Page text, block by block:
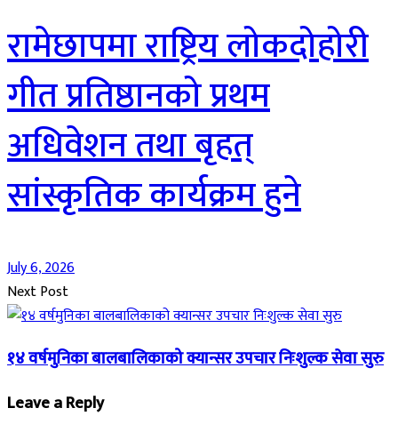
रामेछापमा राष्ट्रिय लोकदोहोरी
गीत प्रतिष्ठानको प्रथम
अधिवेशन तथा बृहत्
सांस्कृतिक कार्यक्रम हुने
July 6, 2026
Next Post
१४ वर्षमुनिका बालबालिकाको क्यान्सर उपचार निःशुल्क सेवा सुरु
Leave a Reply